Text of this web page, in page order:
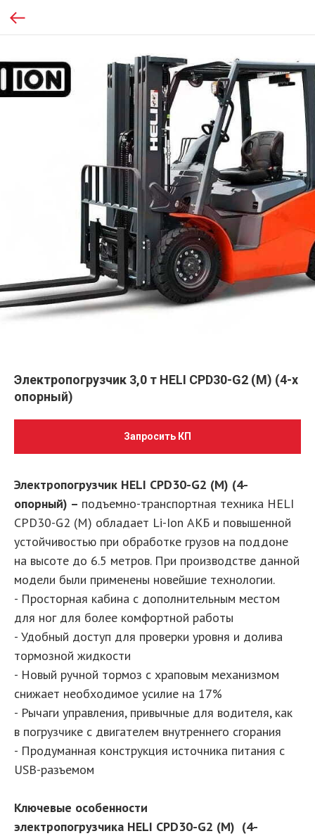
Электропогрузчик 3,0 т HELI CPD30-G2 (M) (4-х
опорный)
Запросить КП
Электропогрузчик HELI CPD30-G2 (M) (4-
опорный) – подъемно-транспортная техника HELI
CPD30-G2 (M) обладает Li-Ion АКБ и повышенной
устойчивостью при обработке грузов на поддоне
на высоте до 6.5 метров. При производстве данной
модели были применены новейшие технологии.
- Просторная кабина с дополнительным местом
для ног для более комфортной работы
- Удобный доступ для проверки уровня и долива
тормозной жидкости
- Новый ручной тормоз с храповым механизмом
снижает необходимое усилие на 17%
- Рычаги управления, привычные для водителя, как
в погрузчике с двигателем внутреннего сгорания
- Продуманная конструкция источника питания с
USB-разъемом
Ключевые особенности
электропогрузчика HELI CPD30-G2 (M) (4-